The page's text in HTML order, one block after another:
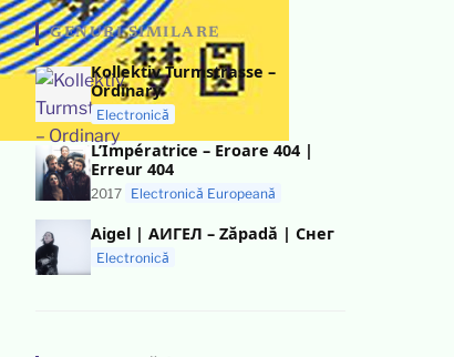
GENURI SIMILARE
Kollektiv Turmstrasse –
Ordinary
Electronică
L’Impératrice – Eroare 404 |
Erreur 404
2017 Electronică Europeană
Aigel | АИГЕЛ – Zăpadă | Снег
Electronică